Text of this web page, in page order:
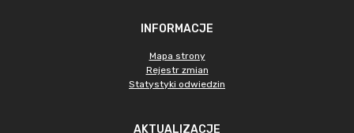
INFORMACJE
Mapa strony
Rejestr zmian
Statystyki odwiedzin
AKTUALIZACJE